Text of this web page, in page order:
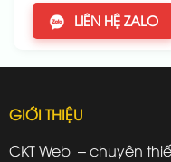
LIÊN HỆ ZALO
GIỚI THIỆU
CKT Web – chuyên